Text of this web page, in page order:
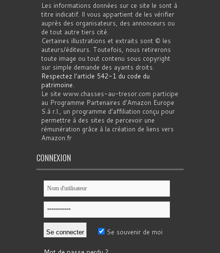
Les informations données sur ce site le sont à
titre indicatif. Il vous appartient de les vérifier
auprès des organisateurs, des annonceurs ou
de tout autre tiers cité.
Certaines illustrations et extraits sont © les
auteurs/éditeurs. Toutefois, nous retirerons
toute image ou tout contenu sous copyright
sur simple demande des ayants droits.
Respectez l'article 542-1 du code du
patrimoine
Le site www.chasses-au-tresor.com participe
au Programme Partenaires d’Amazon Europe
S.à r.l., un programme d’affiliation conçu pour
permettre à des sites de percevoir une
rémunération grâce à la création de liens vers
Amazon.fr
CONNEXION
Se souvenir de moi